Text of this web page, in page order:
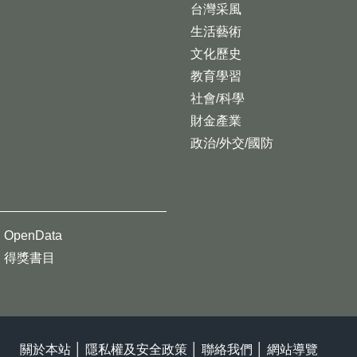
台灣采風
生活藝術
文化歷史
教育學習
社會/科學
財金產業
政治/外交/國防
OpenData
得獎書目
關於本站 隱私權及安全政策 聯絡我們 網站導覽